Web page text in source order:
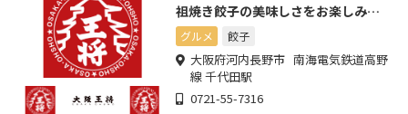
祖焼き餃子の美味しさをお楽しみく
ださい！
グルメ 餃子
大阪府河内長野市 南海電気鉄道高野
線 千代田駅
0721-55-7316